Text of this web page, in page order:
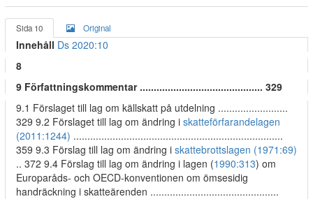
Sida 10 Original
Innehåll Ds 2020:10
8
9 Författningskommentar ............................................ 329
9.1 Förslaget till lag om källskatt på utdelning .........................
329 9.2 Förslaget till lag om ändring i skatteförfarandelagen
(2011:1244) ...........................................................................
359 9.3 Förslag till lag om ändring i skattebrottslagen (1971:69)
.. 372 9.4 Förslag till lag om ändring i lagen (1990:313) om
Europaråds- och OECD-konventionen om ömsesidig
handräckning i skatteärenden ..............................................